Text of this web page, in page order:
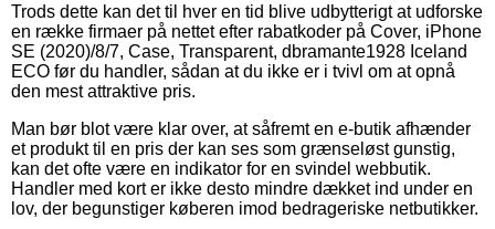
Trods dette kan det til hver en tid blive udbytterigt at udforske
en række firmaer på nettet efter rabatkoder på Cover, iPhone
SE (2020)/8/7, Case, Transparent, dbramante1928 Iceland
ECO før du handler, sådan at du ikke er i tvivl om at opnå
den mest attraktive pris.
Man bør blot være klar over, at såfremt en e-butik afhænder
et produkt til en pris der kan ses som grænseløst gunstig,
kan det ofte være en indikator for en svindel webbutik.
Handler med kort er ikke desto mindre dækket ind under en
lov, der begunstiger køberen imod bedrageriske netbutikker.